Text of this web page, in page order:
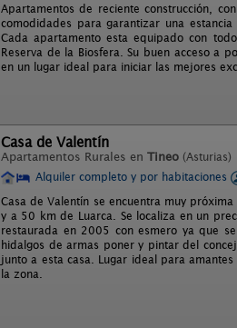
Apartamentos de reciente construcción,
comodidades para garantizar una
Cada apartamento esta equipado con
Reserva de la Biosfera. Su buen acceso a
en un lugar ideal para iniciar las mejores
Casa de Valentín
Apartamentos Rurales en Tineo (Asturias)
Alquiler completo y por habitaciones
Casa de Valentín se encuentra muy
y a 50 km de Luarca. Se localiza en un
restaurada en 2005 con esmero ya que
hidalgos de armas poner y pintar del
junto a esta casa. Lugar ideal para
la zona.